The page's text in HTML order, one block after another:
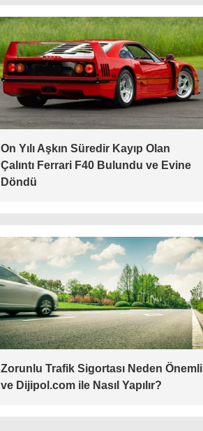
On Yılı Aşkın Süredir Kayıp Olan
Çalıntı Ferrari F40 Bulundu ve Evine
Döndü
Zorunlu Trafik Sigortası Neden Önemli
ve Dijipol.com ile Nasıl Yapılır?